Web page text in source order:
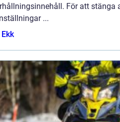
För att stänga
...